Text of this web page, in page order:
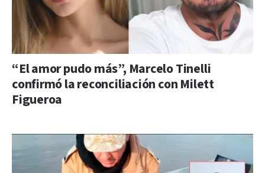
“El amor pudo más”, Marcelo Tinelli
confirmó la reconciliación con Milett
Figueroa